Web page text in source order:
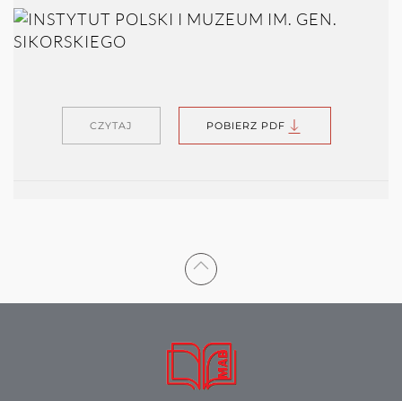
CZYTAJ POBIERZ PDF